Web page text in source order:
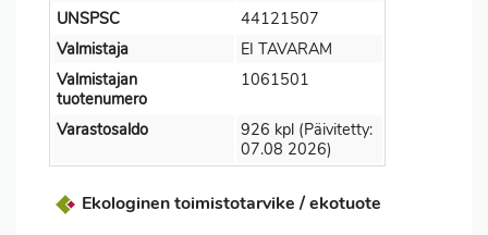
UNSPSC
44121507
Valmistaja
EI TAVARAM
Valmistajan
tuotenumero
1061501
Varastosaldo
926 kpl (Päivitetty:
07.08 2026)
Ekologinen toimistotarvike / ekotuote